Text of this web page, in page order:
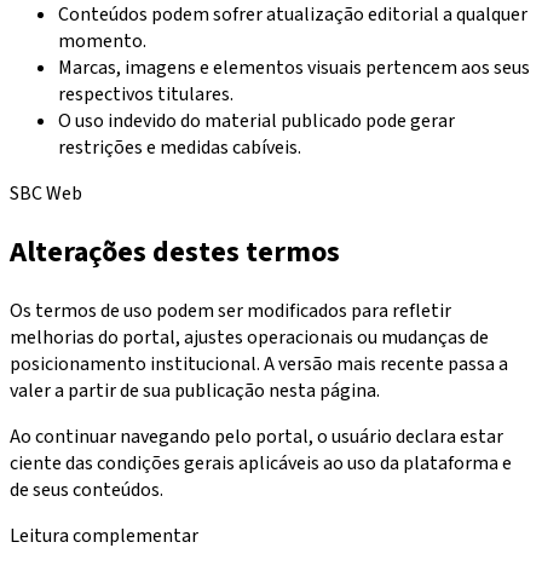
Conteúdos podem sofrer atualização editorial a qualquer
momento.
Marcas, imagens e elementos visuais pertencem aos seus
respectivos titulares.
O uso indevido do material publicado pode gerar
restrições e medidas cabíveis.
SBC Web
Alterações destes termos
Os termos de uso podem ser modificados para refletir
melhorias do portal, ajustes operacionais ou mudanças de
posicionamento institucional. A versão mais recente passa a
valer a partir de sua publicação nesta página.
Ao continuar navegando pelo portal, o usuário declara estar
ciente das condições gerais aplicáveis ao uso da plataforma e
de seus conteúdos.
Leitura complementar